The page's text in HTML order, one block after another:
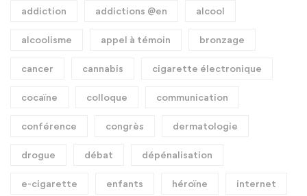
addiction addictions @en alcool
alcoolisme appel à témoin bronzage
cancer cannabis cigarette électronique
cocaïne colloque communication
conférence congrès dermatologie
drogue débat dépénalisation
e-cigarette enfants héroïne internet